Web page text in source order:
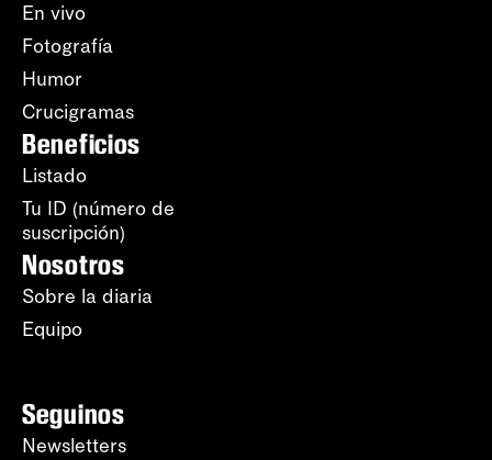
En vivo
Fotografía
Humor
Crucigramas
Beneficios
Listado
Tu ID (número de
suscripción)
Nosotros
Sobre la diaria
Equipo
Seguinos
Newsletters